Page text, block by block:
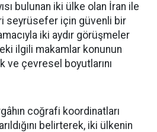
bulunan iki ülke olan İran ile
seyrüsefer için güvenli bir
iki aydır görüşmeler
ilgili makamlar konunun
ve çevresel boyutlarını
coğrafi koordinatları
belirterek, iki ülkenin